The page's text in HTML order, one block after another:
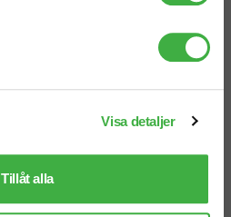
Visa detaljer
Tillåt alla
Pappersmugg Mellan 350 ml